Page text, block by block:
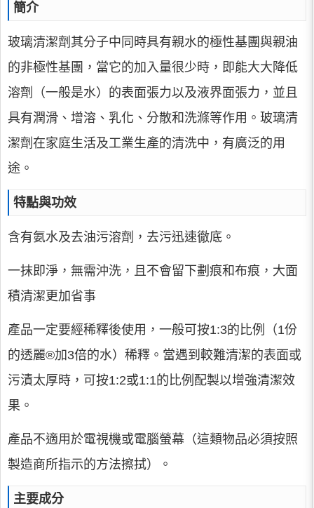
簡介
玻璃清潔劑其分子中同時具有親水的極性基團與親油
的非極性基團，當它的加入量很少時，即能大大降低
溶劑（一般是水）的表面張力以及液界面張力，並且
具有潤滑、增溶、乳化、分散和洗滌等作用。玻璃清
潔劑在家庭生活及工業生產的清洗中，有廣泛的用
途。
特點與功效
含有氨水及去油污溶劑，去污迅速徹底。
一抹即淨，無需沖洗，且不會留下劃痕和布痕，大面
積清潔更加省事
產品一定要經稀釋後使用，一般可按1:3的比例（1份
的透麗®加3倍的水）稀釋。當遇到較難清潔的表面或
污漬太厚時，可按1:2或1:1的比例配製以增強清潔效
果。
產品不適用於電視機或電腦螢幕（這類物品必須按照
製造商所指示的方法擦拭）。
主要成分